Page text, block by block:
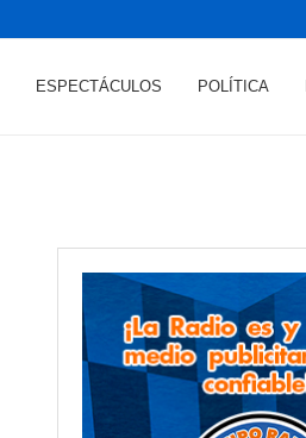
ESPECTÁCULOS POLÍTICA